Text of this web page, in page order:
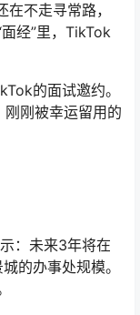
不走寻常路，
经”里，TikTok
的面试邀约。
刚刚被幸运留用的
：未来3年将在
的办事处规模。